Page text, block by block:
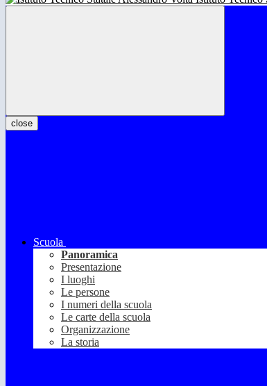
close
Scuola
Panoramica
Presentazione
I luoghi
Le persone
I numeri della scuola
Le carte della scuola
Organizzazione
La storia